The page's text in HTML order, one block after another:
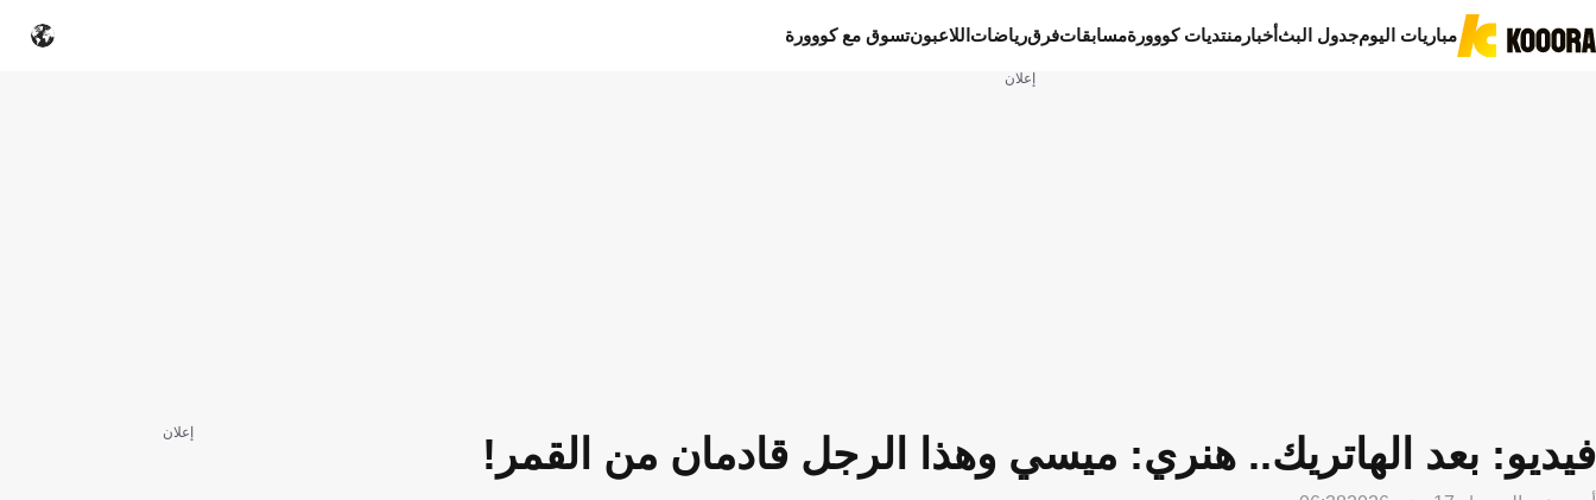
مباريات اليومجدول البثأخبار منتديات كووورةمسابقاتفرقرياضات اللاعبونتسوق مع كووورة
إعلان
فيديو: بعد الهاتريك.. هنري: ميسي وهذا الرجل قادمان من القمر! إعلان